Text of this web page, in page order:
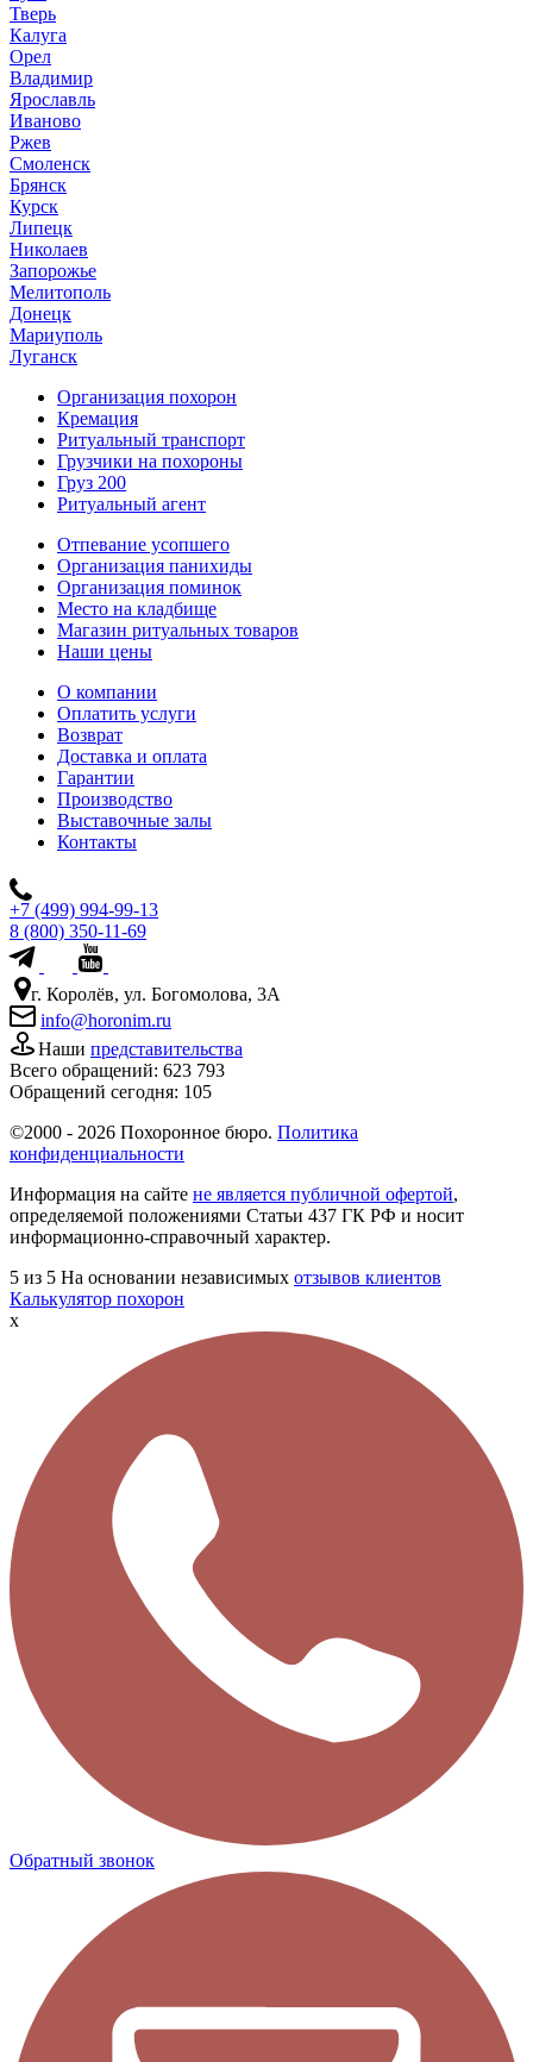
Тверь
Калуга
Орел
Владимир
Ярославль
Иваново
Ржев
Смоленск
Брянск
Курск
Липецк
Николаев
Запорожье
Мелитополь
Донецк
Мариуполь
Луганск
Организация похорон
Кремация
Ритуальный транспорт
Грузчики на похороны
Груз 200
Ритуальный агент
Отпевание усопшего
Организация панихиды
Организация поминок
Место на кладбище
Магазин ритуальных товаров
Наши цены
О компании
Оплатить услуги
Возврат
Доставка и оплата
Гарантии
Производство
Выставочные залы
Контакты
+7 (499) 994-99-13
8 (800) 350-11-69
г. Королёв, ул. Богомолова, 3А
info@horonim.ru
Наши представительства
Всего обращений: 623 793
Обращений сегодня: 105
©2000 - 2026 Похоронное бюро. Политика
конфиденциальности
Информация на сайте не является публичной офертой,
определяемой положениями Статьи 437 ГК РФ и носит
информационно-справочный характер.
5 из 5 На основании независимых отзывов клиентов
Калькулятор похорон
x
Обратный звонок